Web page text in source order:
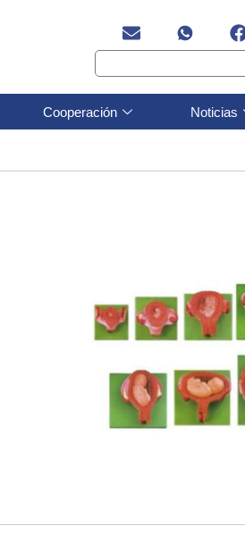
Cooperación Noticias